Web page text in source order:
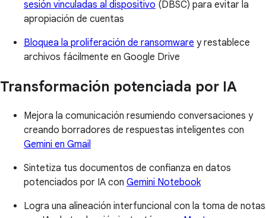
sesión vinculadas al dispositivo (DBSC) para evitar la
apropiación de cuentas
Bloquea la proliferación de ransomware y restablece
archivos fácilmente en Google Drive
Transformación potenciada por IA
Mejora la comunicación resumiendo conversaciones y
creando borradores de respuestas inteligentes con
Gemini en Gmail
Sintetiza tus documentos de confianza en datos
potenciados por IA con Gemini Notebook
Logra una alineación interfuncional con la toma de notas